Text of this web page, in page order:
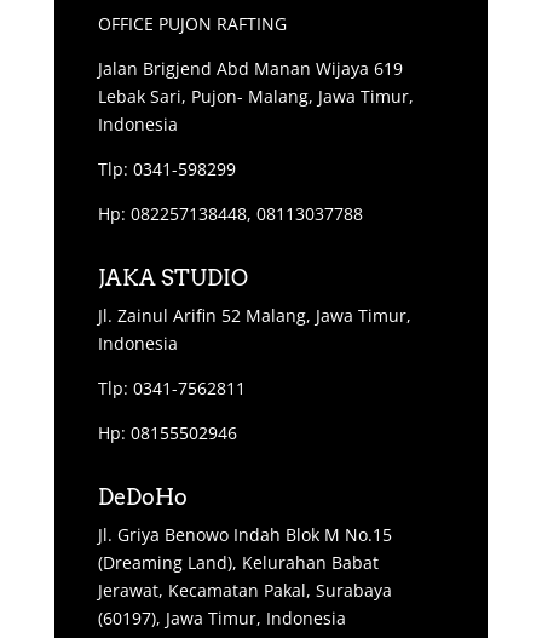
OFFICE PUJON RAFTING
Jalan Brigjend Abd Manan Wijaya 619
Lebak Sari, Pujon- Malang, Jawa Timur,
Indonesia
Tlp: 0341-598299
Hp: 082257138448, 08113037788
JAKA STUDIO
Jl. Zainul Arifin 52 Malang, Jawa Timur,
Indonesia
Tlp: 0341-7562811
Hp: 08155502946
DeDoHo
Jl. Griya Benowo Indah Blok M No.15
(Dreaming Land), Kelurahan Babat
Jerawat, Kecamatan Pakal, Surabaya
(60197), Jawa Timur, Indonesia